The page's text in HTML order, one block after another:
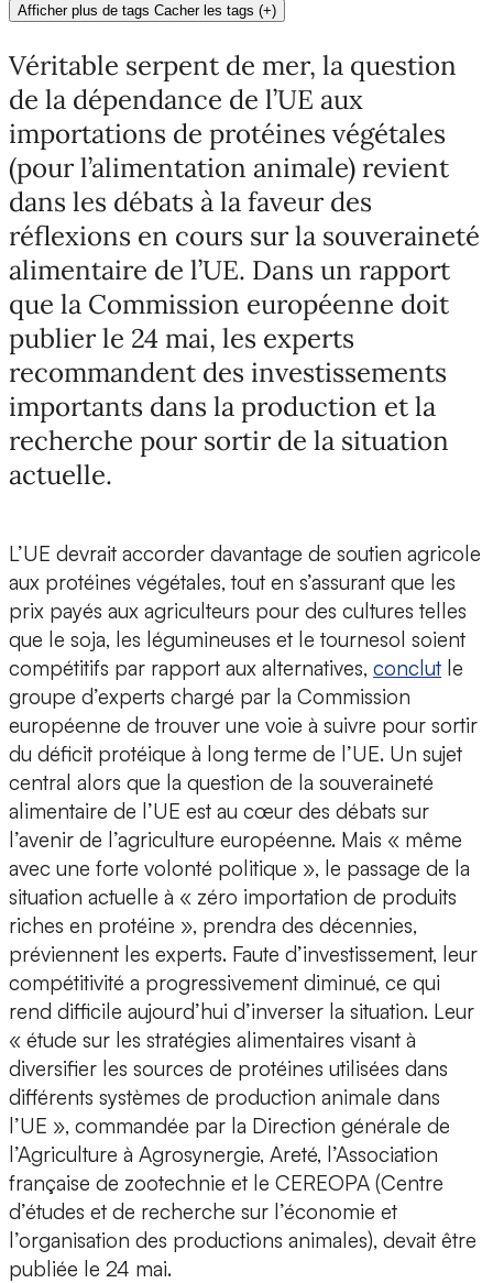
Afficher plus de tags Cacher les tags (+)
Véritable serpent de mer, la question
de la dépendance de l’UE aux
importations de protéines végétales
(pour l’alimentation animale) revient
dans les débats à la faveur des
réflexions en cours sur la souveraineté
alimentaire de l’UE. Dans un rapport
que la Commission européenne doit
publier le 24 mai, les experts
recommandent des investissements
importants dans la production et la
recherche pour sortir de la situation
actuelle.
L’UE devrait accorder davantage de soutien agricole
aux protéines végétales, tout en s’assurant que les
prix payés aux agriculteurs pour des cultures telles
que le soja, les légumineuses et le tournesol soient
compétitifs par rapport aux alternatives, conclut le
groupe d’experts chargé par la Commission
européenne de trouver une voie à suivre pour sortir
du déficit protéique à long terme de l’UE. Un sujet
central alors que la question de la souveraineté
alimentaire de l’UE est au cœur des débats sur
l’avenir de l’agriculture européenne. Mais « même
avec une forte volonté politique », le passage de la
situation actuelle à « zéro importation de produits
riches en protéine », prendra des décennies,
préviennent les experts. Faute d’investissement, leur
compétitivité a progressivement diminué, ce qui
rend difficile aujourd’hui d’inverser la situation. Leur
« étude sur les stratégies alimentaires visant à
diversifier les sources de protéines utilisées dans
différents systèmes de production animale dans
l’UE », commandée par la Direction générale de
l’Agriculture à Agrosynergie, Areté, l’Association
française de zootechnie et le CEREOPA (Centre
d’études et de recherche sur l’économie et
l’organisation des productions animales), devait être
publiée le 24 mai.